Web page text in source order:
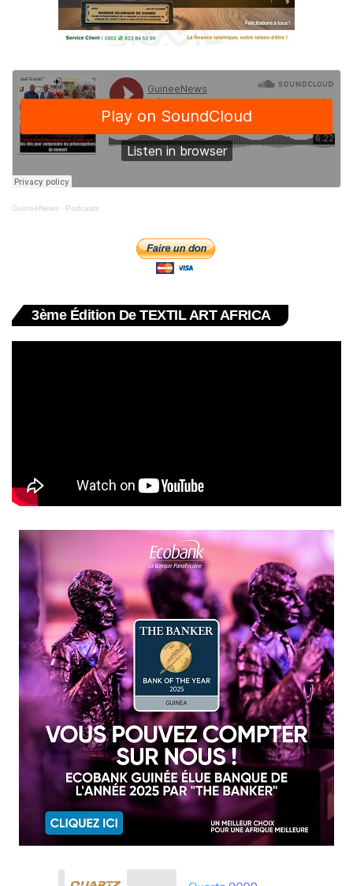
GuineeNews · Podcasts
3ème Édition De TEXTIL ART AFRICA